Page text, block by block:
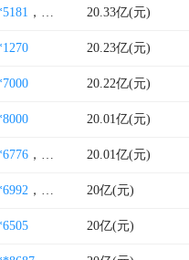
， 1569***102920.33亿(元)
20.23亿(元)
20.22亿(元)
20.01亿(元)
， 1837***295120.01亿(元)
， 1521***895820亿(元)
20亿(元)